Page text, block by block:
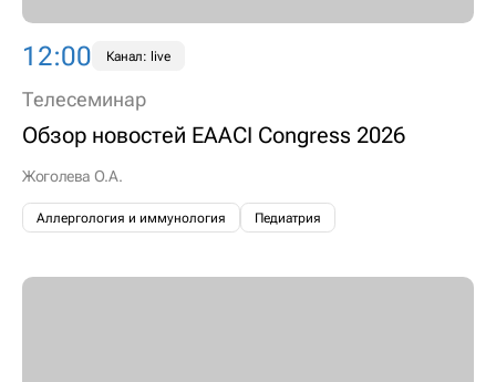
12:00 Канал: live
Телесеминар
Обзор новостей EAACI Congress 2026
Жоголева О.А.
Аллергология и иммунология Педиатрия